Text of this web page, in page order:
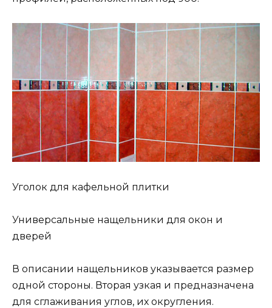
Уголок для кафельной плитки
Универсальные нащельники для окон и
дверей
В описании нащельников указывается размер
одной стороны. Вторая узкая и предназначена
для сглаживания углов, их округления.